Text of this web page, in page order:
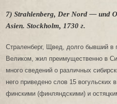
7) Strahlenberg, Der Nord — und
Asien. Stockholm, 1730 г.
Страленберг, Щвед, долго бывший в
Великом, жил преимущественно в
много сведений о различных
него приведено слов 15 вогульских
финскими (финляндскими) и